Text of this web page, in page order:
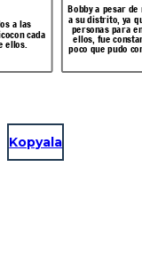
a las
cada
ellos.
Bobby a pesar
a su distrito, ya
personas para
ellos, fue
poco que pudo
Kopyala